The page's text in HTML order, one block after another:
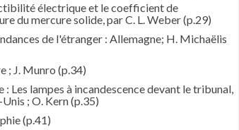
électrique et le coefficient de
du mercure solide, par C. L. Weber(p.29)
de l'étranger : Allemagne; H. Michaëlis
; J. Munro (p.34)
: Les lampes à incandescence devant le tribunal,
; O. Kern(p.35)
(p.41)